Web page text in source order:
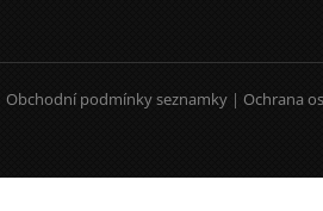
Obchodní podmínky seznamky | Ochrana